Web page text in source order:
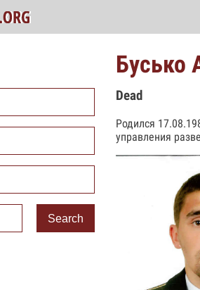
Search
Бусько
Dead
Родился
управления